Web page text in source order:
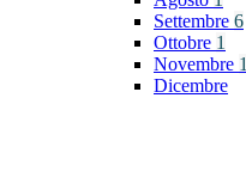
Settembre 6
Ottobre 1
Novembre 1
Dicembre